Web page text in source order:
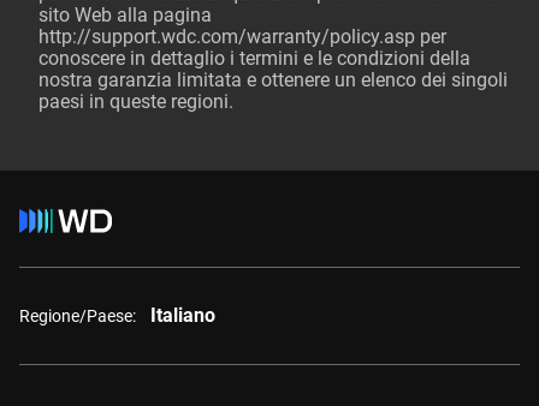
sito Web alla pagina
http://support.wdc.com/warranty/policy.asp per
conoscere in dettaglio i termini e le condizioni della
nostra garanzia limitata e ottenere un elenco dei singoli
paesi in queste regioni.
Regione/Paese: Italiano